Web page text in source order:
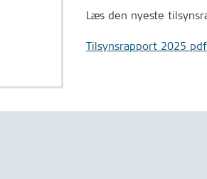
Læs den nyeste
Tilsynsrapport 2025